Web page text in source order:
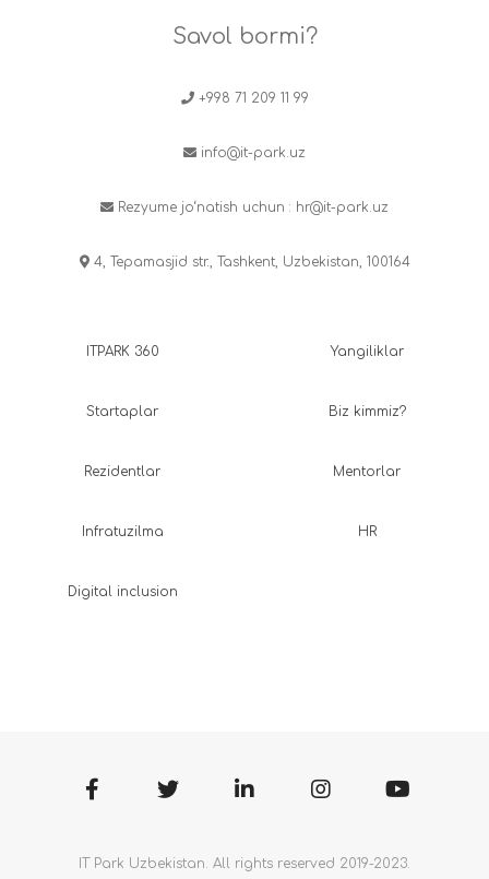
Savol bormi?
+998 71 209 11 99
info@it-park.uz
Rezyume jo‘natish uchun : hr@it-park.uz
4, Tepamasjid str., Tashkent, Uzbekistan, 100164
ITPARK 360
Startaplar
Rezidentlar
Infratuzilma
Digital inclusion
Yangiliklar
Biz kimmiz?
Mentorlar
HR
IT Park Uzbekistan. All rights reserved 2019-2023.